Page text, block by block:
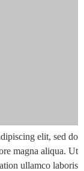
elit, sed do
magna aliqua. Ut
ullamco laboris